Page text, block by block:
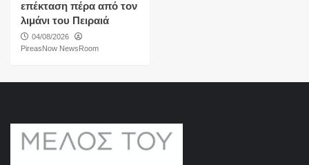
επέκταση πέρα από τον
λιμάνι του Πειραιά
04/08/2026
PireasNow NewsRoom